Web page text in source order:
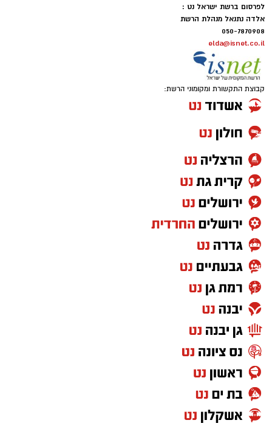
.
לאחרונה התגייס המועדון למען בית הספר 'אופקים'
- והוביל מבצע התרמה של צעצועים ומשחקים
עבור חדר המשחקים של בית הספר החדש. במהלך
מספר שבועות פנה המועדון לקהילה בעיר בבקשה
לתרומות וזו נענתה בגדול כאשר נתקבלו מהציבור
מגוון ספרים ומשחקים.
.
לפרסום ברשת ישראל נט :
אלדה נתנאל מנהלת הרשת
050-7870908
elda@isnet.co.il
קבוצת התקשורת ומקומוני הרשת: